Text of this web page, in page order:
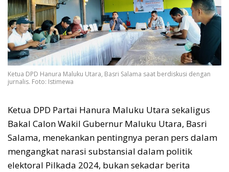
Ketua DPD Hanura Maluku Utara, Basri Salama saat berdiskusi dengan
jurnalis. Foto: Istimewa
Ketua DPD Partai Hanura Maluku Utara sekaligus
Bakal Calon Wakil Gubernur Maluku Utara, Basri
Salama, menekankan pentingnya peran pers dalam
mengangkat narasi substansial dalam politik
elektoral Pilkada 2024, bukan sekadar berita